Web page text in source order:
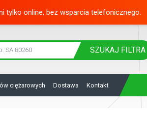
tylko online, bez wsparcia telefonicznego.
SZUKAJ FILTRA
ciężarowych Dostawa Kontakt